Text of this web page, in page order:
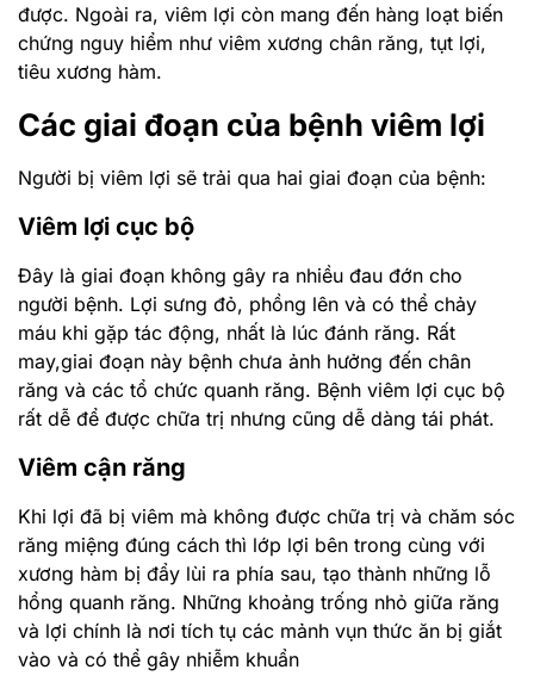
được. Ngoài ra, viêm lợi còn mang đến hàng loạt biến
chứng nguy hiểm như viêm xương chân răng, tụt lợi,
tiêu xương hàm.
Các giai đoạn của bệnh viêm lợi
Người bị viêm lợi sẽ trải qua hai giai đoạn của bệnh:
Viêm lợi cục bộ
Đây là giai đoạn không gây ra nhiều đau đớn cho
người bệnh. Lợi sưng đỏ, phồng lên và có thể chảy
máu khi gặp tác động, nhất là lúc đánh răng. Rất
may,giai đoạn này bệnh chưa ảnh hưởng đến chân
răng và các tổ chức quanh răng. Bệnh viêm lợi cục bộ
rất dễ để được chữa trị nhưng cũng dễ dàng tái phát.
Viêm cận răng
Khi lợi đã bị viêm mà không được chữa trị và chăm sóc
răng miệng đúng cách thì lớp lợi bên trong cùng với
xương hàm bị đẩy lùi ra phía sau, tạo thành những lỗ
hổng quanh răng. Những khoảng trống nhỏ giữa răng
và lợi chính là nơi tích tụ các mảnh vụn thức ăn bị giắt
vào và có thể gây nhiễm khuẩn